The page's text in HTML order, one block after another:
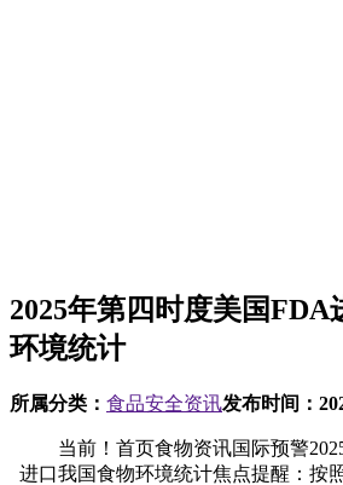
2025年第四时度美国FDA
环境统计
所属分类： 食品安全资讯发布时间：
当前！首页食物资讯国际预警
进口我国食物环境统计焦点提醒：按